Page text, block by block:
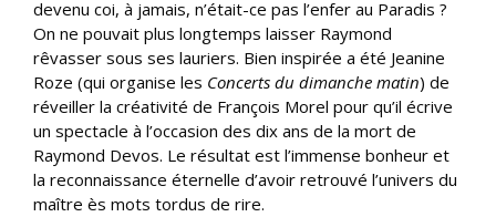
devenu coi, à jamais, n’était-ce pas l’enfer au Paradis ?
On ne pouvait plus longtemps laisser Raymond
rêvasser sous ses lauriers. Bien inspirée a été Jeanine
Roze (qui organise les Concerts du dimanche matin) de
réveiller la créativité de François Morel pour qu’il écrive
un spectacle à l’occasion des dix ans de la mort de
Raymond Devos. Le résultat est l’immense bonheur et
la reconnaissance éternelle d’avoir retrouvé l’univers du
maître ès mots tordus de rire.